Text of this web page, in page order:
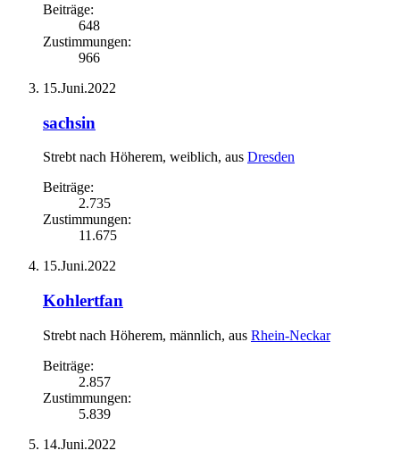
Beiträge:
648
Zustimmungen:
966
15.Juni.2022
sachsin
Strebt nach Höherem, weiblich, aus Dresden
Beiträge:
2.735
Zustimmungen:
11.675
15.Juni.2022
Kohlertfan
Strebt nach Höherem, männlich, aus Rhein-Neckar
Beiträge:
2.857
Zustimmungen:
5.839
14.Juni.2022